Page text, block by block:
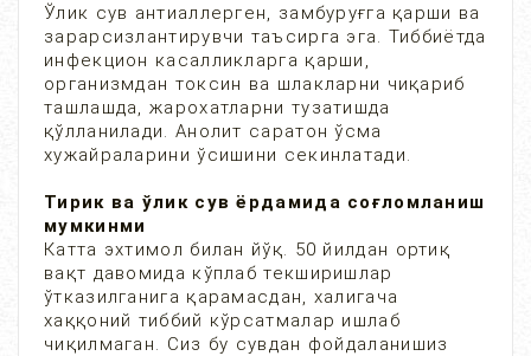
Ўлик сув антиаллерген, замбуруғга қарши ва
зарарсизлантирувчи таъсирга эга. Тиббиётда
инфекцион касалликларга қарши,
организмдан токсин ва шлакларни чиқариб
ташлашда, жарохатларни тузатишда
қўлланилади. Анолит саратон ўсма
хужайраларини ўсишини секинлатади.
Тирик ва ўлик сув ёрдамида соғломланиш
мумкинми
Катта эхтимол билан йўқ. 50 йилдан ортиқ
вақт давомида кўплаб текширишлар
ўтказилганига қарамасдан, халигача
хаққоний тиббий кўрсатмалар ишлаб
чиқилмаган. Сиз бу сувдан фойдаланишиз